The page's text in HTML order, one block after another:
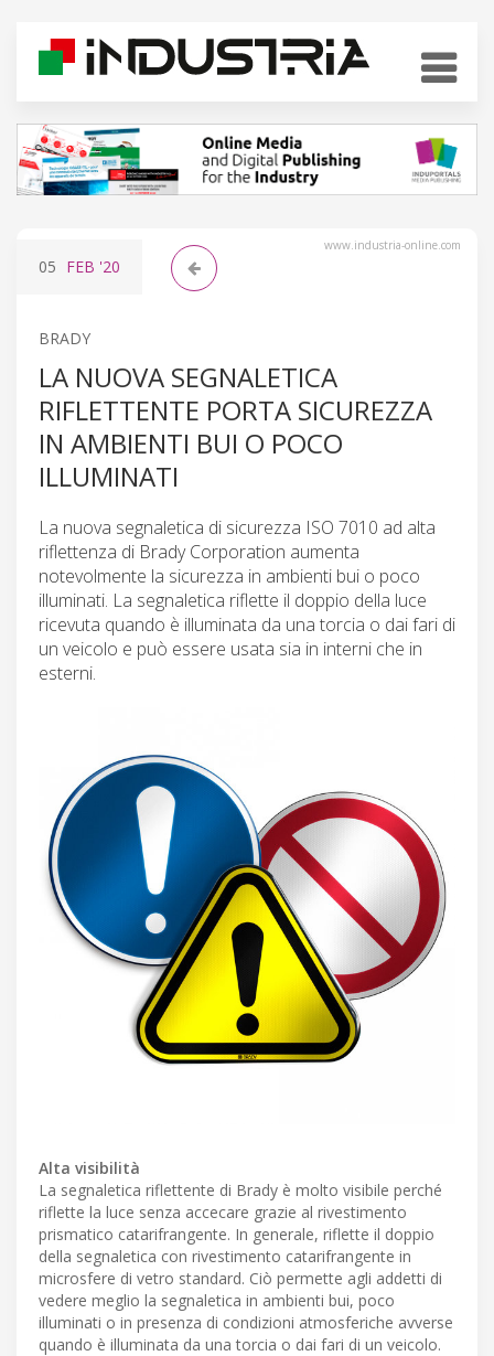
www.industria-online.com
05 FEB '20
BRADY
LA NUOVA SEGNALETICA
RIFLETTENTE PORTA SICUREZZA
IN AMBIENTI BUI O POCO
ILLUMINATI
La nuova segnaletica di sicurezza ISO 7010 ad alta
riflettenza di Brady Corporation aumenta
notevolmente la sicurezza in ambienti bui o poco
illuminati. La segnaletica riflette il doppio della luce
ricevuta quando è illuminata da una torcia o dai fari di
un veicolo e può essere usata sia in interni che in
esterni.
Alta visibilità
La segnaletica riflettente di Brady è molto visibile perché
riflette la luce senza accecare grazie al rivestimento
prismatico catarifrangente. In generale, riflette il doppio
della segnaletica con rivestimento catarifrangente in
microsfere di vetro standard. Ciò permette agli addetti di
vedere meglio la segnaletica in ambienti bui, poco
illuminati o in presenza di condizioni atmosferiche avverse
quando è illuminata da una torcia o dai fari di un veicolo.